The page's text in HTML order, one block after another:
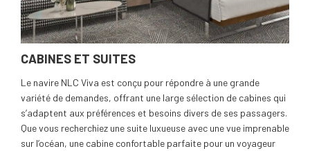
CABINES ET SUITES
Le navire NLC Viva est conçu pour répondre à une grande
variété de demandes, offrant une large sélection de cabines qui
s’adaptent aux préférences et besoins divers de ses passagers.
Que vous recherchiez une suite luxueuse avec une vue imprenable
sur l’océan, une cabine confortable parfaite pour un voyageur